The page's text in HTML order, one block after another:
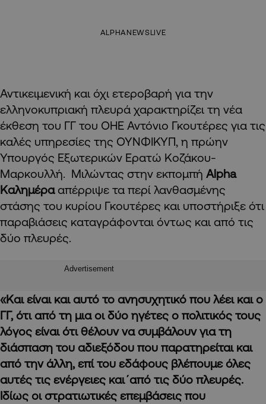
ALPHANEWSLIVE
Αντικειμενική και όχι ετεροβαρή για την
ελληνοκυπριακή πλευρά χαρακτηρίζει τη νέα
έκθεση του ΓΓ του ΟΗΕ Αντόνιο Γκουτέρες για τις
καλές υπηρεσίες της ΟΥΝΦΙΚΥΠ, η πρώην
Υπουργός Εξωτερικών Ερατώ Κοζάκου-
Μαρκουλλή. Μιλώντας στην εκπομπή Alpha
Καλημέρα απέρριψε τα περί λανθασμένης
στάσης του κυρίου Γκουτέρες και υποστήριξε ότι
παραβιάσεις καταγράφονται όντως και από τις
δύο πλευρές.
Advertisement
«Και είναι και αυτό το ανησυχητικό που λέει και ο
ΓΓ, ότι από τη μια οι δύο ηγέτες ο πολιτικός τους
λόγος είναι ότι θέλουν να συμβάλουν για τη
διάσπαση του αδιεξόδου που παρατηρείται και
από την άλλη, επί του εδάφους βλέπουμε όλες
αυτές τις ενέργειες και΄από τις δύο πλευρές.
Ιδίως οι στρατιωτικές επεμβάσεις που